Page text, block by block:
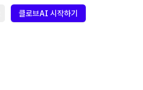
클로브AI 시작하기